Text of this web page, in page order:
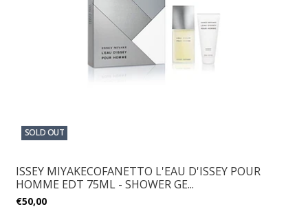
SOLD OUT
ISSEY MIYAKECOFANETTO L'EAU D'ISSEY POUR
HOMME EDT 75ML - SHOWER GE...
€50,00